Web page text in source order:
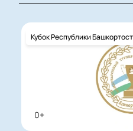
0+
Кубок Республики